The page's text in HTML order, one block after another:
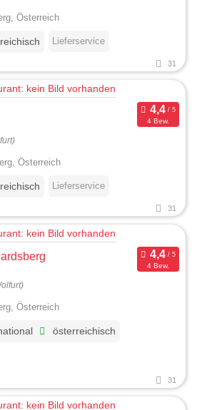
Österreich
Lieferservice
31
4 Bew.
Österreich
Lieferservice
31
4 Bew.
Österreich
österreichisch
31